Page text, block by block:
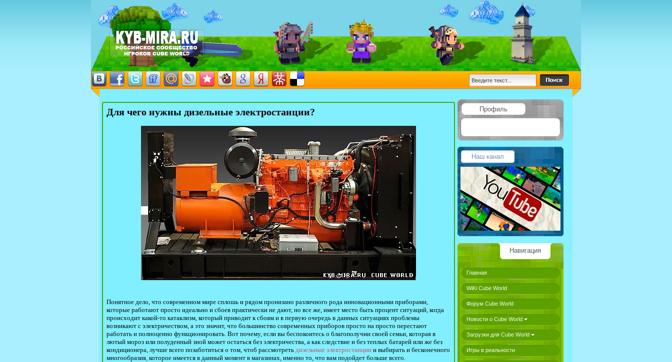
Для чего нужны дизельные электростанции?
Понятное дело, что современном мире сплошь и рядом пронизано различного рода инновационными приборами,
которые работают просто идеально и сбоев практически не дают, но все же, имеет место быть процент ситуаций, когда
происходит какой-то катаклизм, который приводит к сбоям и в первую очередь в данных ситуациях проблемы
возникают с электричеством, а это значит, что большинство современных приборов просто на просто перестают
работать и полноценно функционировать. Вот почему, если вы беспокоитесь о благополучии своей семьи, которая в
лютый мороз или полуденный зной может остаться без электричества, а как следствие и без теплых батарей или же без
кондиционера, лучше всего позаботиться о том, чтоб рассмотреть дизельные электростанции и выбирать и бесконечного
многообразия, которое имеется в данный момент в магазинах, именно то, что вам подойдет больше всего.
Профиль
Наш канал
Навигация
Главная
WiKi Cube World
Форум Cube World
Новости о Cube World
Загрузки для Cube World
Игры в реальности